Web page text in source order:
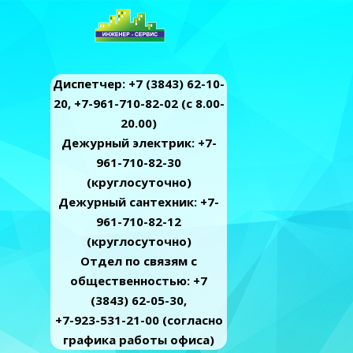
Диспетчер: +7 (3843) 62-10-
20, +7-961-710-82-02 (c 8.00-
20.00)
Дежурный электрик: +7-
961-710-82-30
(круглосуточно)
Дежурный сантехник: +7-
961-710-82-12
(круглосуточно)
Отдел по связям с
общественностью: +7
(3843) 62-05-30,
+7-923-531-21-00 (согласно
графика работы офиса)